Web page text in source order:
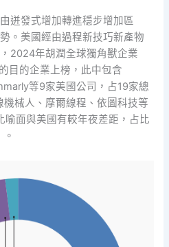
迸發式增加轉進穩步增加區
。美國經由過程新技巧新產物
2024年胡潤全球獨角獸企業
目的企業上榜，此中包含
等9家美國公司，占19家總
械人、摩爾線程、依圖科技等
喻面與美國有較年夜差距，占比